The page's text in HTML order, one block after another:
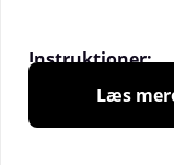
Instruktioner:
For at aktivere
glasset, tilsæt
ca. 5 ml, ("less is
Læs